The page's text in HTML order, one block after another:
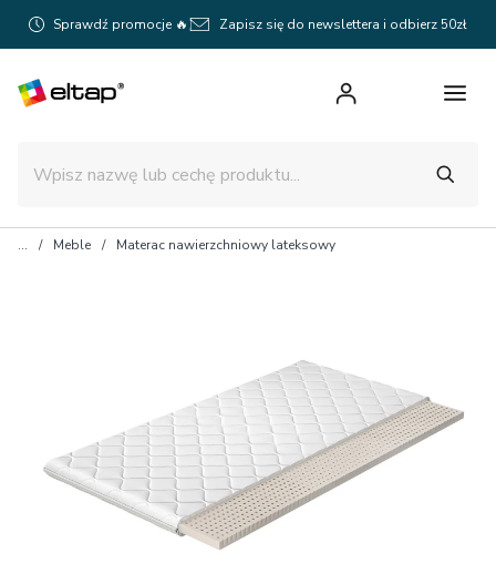
Sprawdź promocje 🔥 Zapisz się do newslettera i odbierz 50zł
Meble Materac nawierzchniowy lateksowy